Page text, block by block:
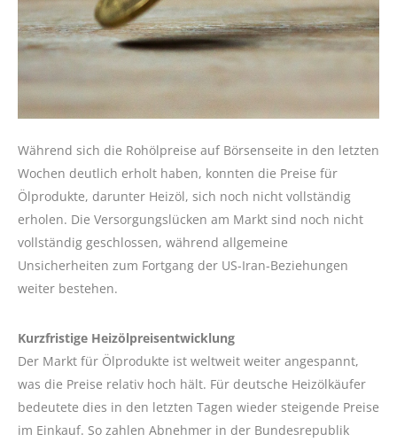
Während sich die Rohölpreise auf Börsenseite in den letzten
Wochen deutlich erholt haben, konnten die Preise für
Ölprodukte, darunter Heizöl, sich noch nicht vollständig
erholen. Die Versorgungslücken am Markt sind noch nicht
vollständig geschlossen, während allgemeine
Unsicherheiten zum Fortgang der US-Iran-Beziehungen
weiter bestehen.
Kurzfristige Heizölpreisentwicklung
Der Markt für Ölprodukte ist weltweit weiter angespannt,
was die Preise relativ hoch hält. Für deutsche Heizölkäufer
bedeutete dies in den letzten Tagen wieder steigende Preise
im Einkauf. So zahlen Abnehmer in der Bundesrepublik